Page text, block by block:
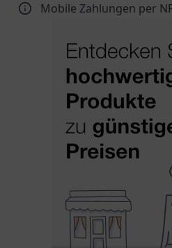
Mobile Zahlungen per